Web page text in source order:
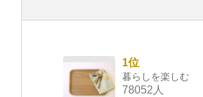
1位
暮らしを楽しむ
78052人